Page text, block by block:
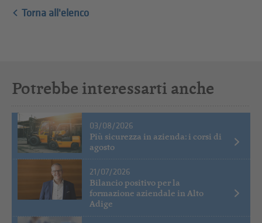
Torna all'elenco
Potrebbe interessarti anche
03/08/2026
Più sicurezza in azienda: i corsi di
agosto
21/07/2026
Bilancio positivo per la
formazione aziendale in Alto
Adige